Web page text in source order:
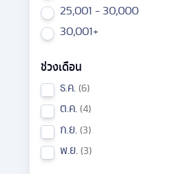
25,001 - 30,000
30,001+
ช่วงเดือน
ธ.ค. 6
ต.ค. 4
ก.ย. 3
พ.ย. 3